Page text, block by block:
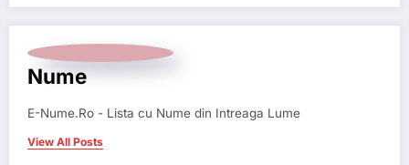
Nume
E-Nume.Ro - Lista cu Nume din Intreaga Lume
View All Posts